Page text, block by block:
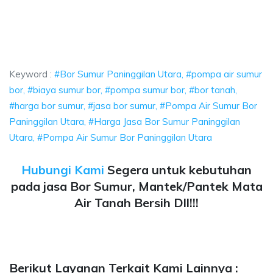
Keyword : #Bor Sumur Paninggilan Utara, #pompa air sumur
bor, #biaya sumur bor, #pompa sumur bor, #bor tanah,
#harga bor sumur, #jasa bor sumur, #Pompa Air Sumur Bor
Paninggilan Utara, #Harga Jasa Bor Sumur Paninggilan
Utara, #Pompa Air Sumur Bor Paninggilan Utara
Hubungi Kami Segera untuk kebutuhan
pada jasa Bor Sumur, Mantek/Pantek Mata
Air Tanah Bersih Dll!!!
Berikut Layanan Terkait Kami Lainnya :